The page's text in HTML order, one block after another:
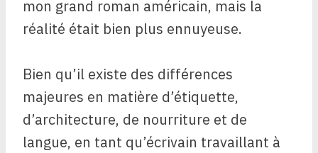
mon grand roman américain, mais la
réalité était bien plus ennuyeuse.
Bien qu’il existe des différences
majeures en matière d’étiquette,
d’architecture, de nourriture et de
langue, en tant qu’écrivain travaillant à